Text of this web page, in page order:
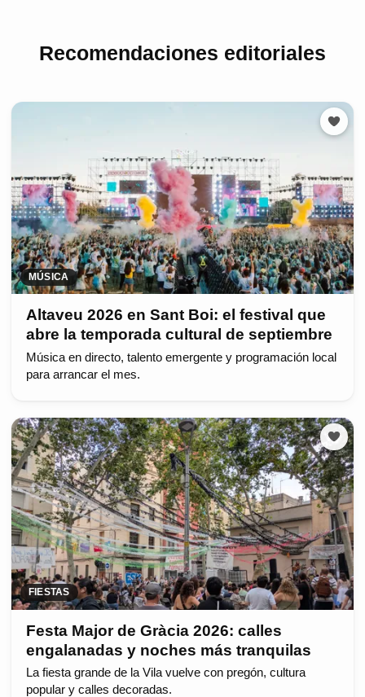
Recomendaciones editoriales
MÚSICA
Altaveu 2026 en Sant Boi: el festival que
abre la temporada cultural de septiembre
Música en directo, talento emergente y programación local
para arrancar el mes.
FIESTAS
Festa Major de Gràcia 2026: calles
engalanadas y noches más tranquilas
La fiesta grande de la Vila vuelve con pregón, cultura
popular y calles decoradas.